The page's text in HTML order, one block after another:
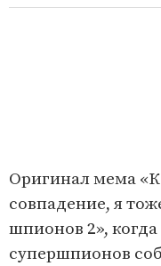
Оригинал мема
совпадение, я
шпионов 2»,
супершпионов